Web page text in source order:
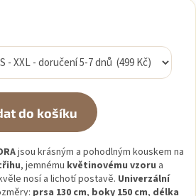
do košíku
jsou krásným a pohodlným kouskem na
, jemnému květinovému vzoru a
nosí a lichotí postavě. Univerzální
prsa 130 cm, boky 150 cm, délka